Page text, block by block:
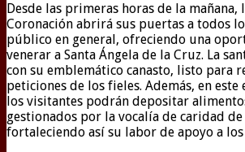
Desde las primeras horas de la mañana,
Coronación abrirá sus puertas a todos
público en general, ofreciendo una
venerar a Santa Ángela de la Cruz. La
con su emblemático canasto, listo para
peticiones de los fieles. Además, en este
los visitantes podrán depositar
gestionados por la vocalía de caridad
fortaleciendo así su labor de apoyo a los